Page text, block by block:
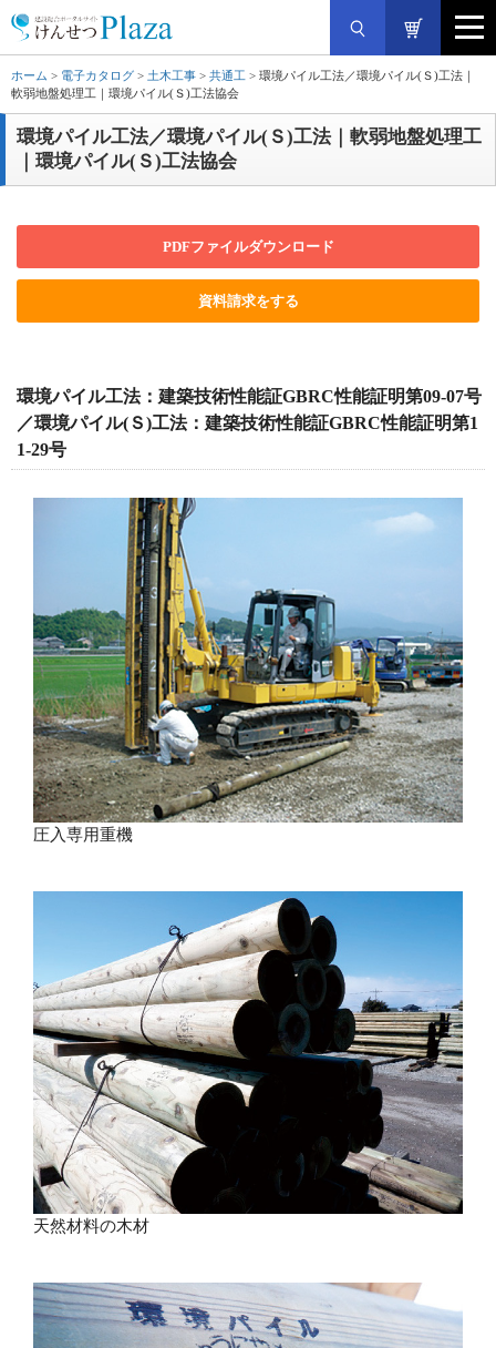
ホーム > 電子カタログ > 土木工事 > 共通工 > 環境パイル工法／環境パイル(Ｓ)工法｜
軟弱地盤処理工｜環境パイル(Ｓ)工法協会
環境パイル工法／環境パイル(Ｓ)工法｜軟弱地盤処理工
｜環境パイル(Ｓ)工法協会
PDFファイルダウンロード
資料請求をする
環境パイル工法：建築技術性能証GBRC性能証明第09-07号
／環境パイル(Ｓ)工法：建築技術性能証GBRC性能証明第1
1-29号
圧入専用重機
天然材料の木材